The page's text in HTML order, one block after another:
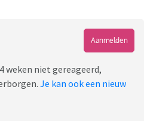
Aanmelden
weken niet gereageerd,
Je kan ook een nieuw